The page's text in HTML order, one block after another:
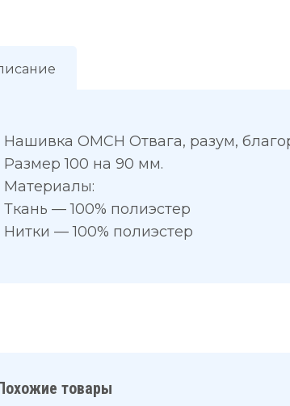
Нашивка ОМСН Отвага, разум,
Размер 100 на 90 мм.
Материалы:
Ткань — 100% полиэстер
Нитки — 100% полиэстер
товары